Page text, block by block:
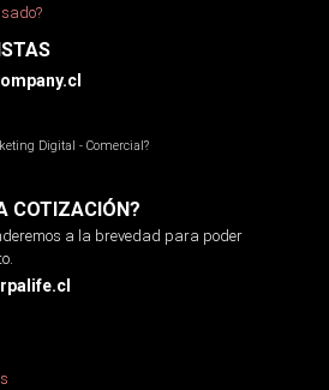
Digital - Comercial?
COTIZACIÓN?
a la brevedad para poder